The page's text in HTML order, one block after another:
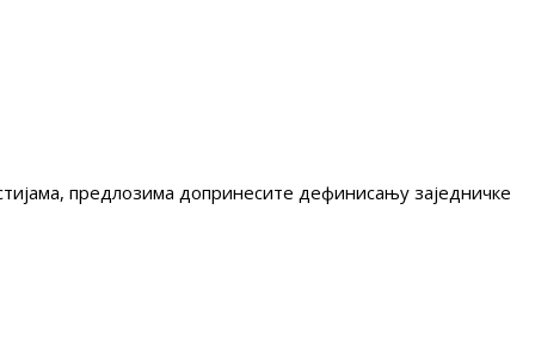
предлозима допринесите дефинисању заједничке